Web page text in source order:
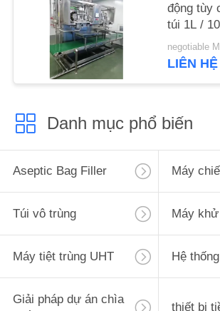
TRANG
PRIVACY
động tùy
túi 1L /
hộp sữa
sốt
negotiable
LIÊN HỆ
Danh mục phổ biến
Aseptic Bag Filler
Máy
Túi vô trùng Máy
Máy tiệt trùng UHT Hệ
Giải pháp dự án chìa
thiết bị